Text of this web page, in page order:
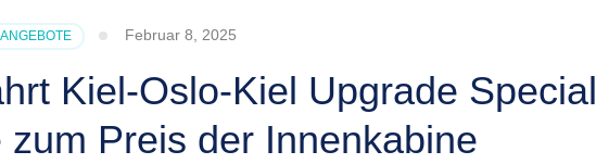
ANGEBOTE Februar 8, 2025
Kiel-Oslo-Kiel Upgrade Special
Preis der Innenkabine